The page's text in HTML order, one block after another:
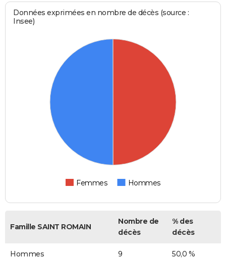
Données exprimées en nombre de décès (source :
Insee)
Femmes Hommes
Famille SAINT ROMAIN
Nombre de
décès
% des
décès
Hommes 9 50,0 %